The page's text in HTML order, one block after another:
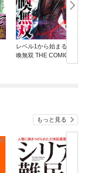
レベル1から始まる召
喚無双 THE COMIC
もっと見る